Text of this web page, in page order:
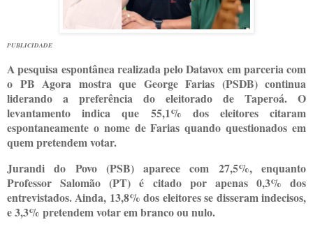
PUBLICIDADE
A pesquisa espontânea realizada pelo Datavox em parceria com
o PB Agora mostra que George Farias (PSDB) continua
liderando a preferência do eleitorado de Taperoá. O
levantamento indica que 55,1% dos eleitores citaram
espontaneamente o nome de Farias quando questionados em
quem pretendem votar.
Jurandi do Povo (PSB) aparece com 27,5%, enquanto
Professor Salomão (PT) é citado por apenas 0,3% dos
entrevistados. Ainda, 13,8% dos eleitores se disseram indecisos,
e 3,3% pretendem votar em branco ou nulo.